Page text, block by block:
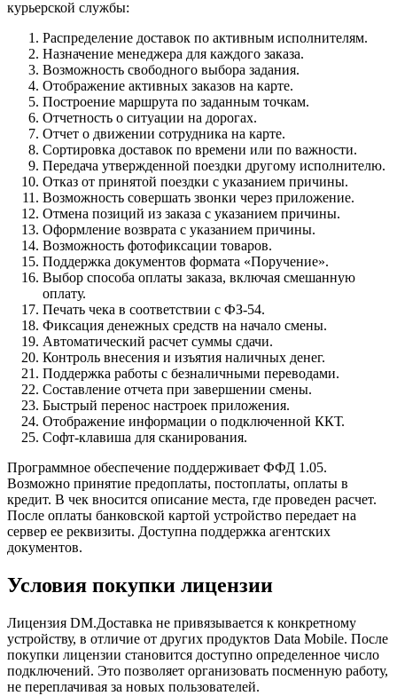
курьерской службы:
Распределение доставок по активным исполнителям.
Назначение менеджера для каждого заказа.
Возможность свободного выбора задания.
Отображение активных заказов на карте.
Построение маршрута по заданным точкам.
Отчетность о ситуации на дорогах.
Отчет о движении сотрудника на карте.
Сортировка доставок по времени или по важности.
Передача утвержденной поездки другому исполнителю.
Отказ от принятой поездки с указанием причины.
Возможность совершать звонки через приложение.
Отмена позиций из заказа с указанием причины.
Оформление возврата с указанием причины.
Возможность фотофиксации товаров.
Поддержка документов формата «Поручение».
Выбор способа оплаты заказа, включая смешанную
оплату.
Печать чека в соответствии с ФЗ-54.
Фиксация денежных средств на начало смены.
Автоматический расчет суммы сдачи.
Контроль внесения и изъятия наличных денег.
Поддержка работы с безналичными переводами.
Составление отчета при завершении смены.
Быстрый перенос настроек приложения.
Отображение информации о подключенной ККТ.
Софт-клавиша для сканирования.
Программное обеспечение поддерживает ФФД 1.05.
Возможно принятие предоплаты, постоплаты, оплаты в
кредит. В чек вносится описание места, где проведен расчет.
После оплаты банковской картой устройство передает на
сервер ее реквизиты. Доступна поддержка агентских
документов.
Условия покупки лицензии
Лицензия DM.Доставка не привязывается к конкретному
устройству, в отличие от других продуктов Data Mobile. После
покупки лицензии становится доступно определенное число
подключений. Это позволяет организовать посменную работу,
не переплачивая за новых пользователей.